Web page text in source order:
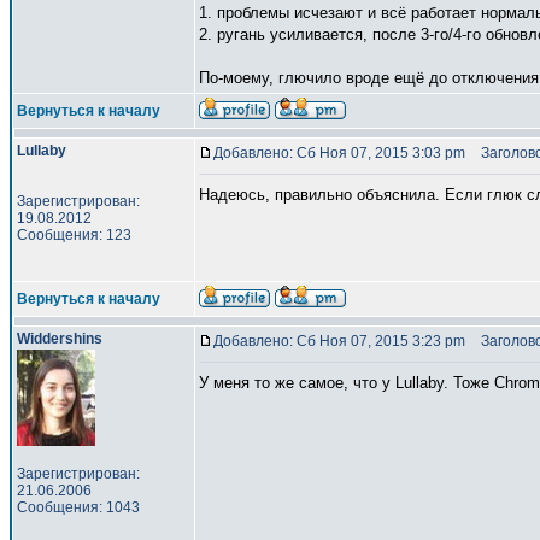
1. проблемы исчезают и всё работает
2. ругань усиливается, после 3-го/4-го
По-моему, глючило вроде ещё до отключения
Вернуться к началу
Lullaby
Зарегистрирован:
19.08.2012
Сообщения: 123
Добавлено: Сб Ноя 07, 2015 3:03 pm
Надеюсь, правильно объяснила. Если глюк
Вернуться к началу
Widdershins
Зарегистрирован:
21.06.2006
Сообщения: 1043
Добавлено: Сб Ноя 07, 2015 3:23 pm
У меня то же самое, что у Lullaby. Тоже